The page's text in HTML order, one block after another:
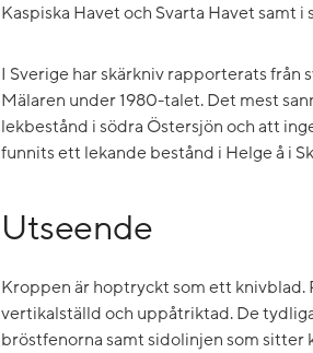
Kaspiska Havet och Svarta Havet samt
I Sverige har skärkniv rapporterats från
Mälaren under 1980-talet. Det mest
lekbestånd i södra Östersjön och att
funnits ett lekande bestånd i Helge å i
Utseende
Kroppen är hoptryckt som ett knivblad.
vertikalställd och uppåtriktad. De
bröstfenorna samt sidolinjen som